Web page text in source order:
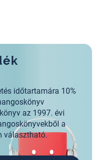
időtartamára 10%
az 1997. évi
a
választható.